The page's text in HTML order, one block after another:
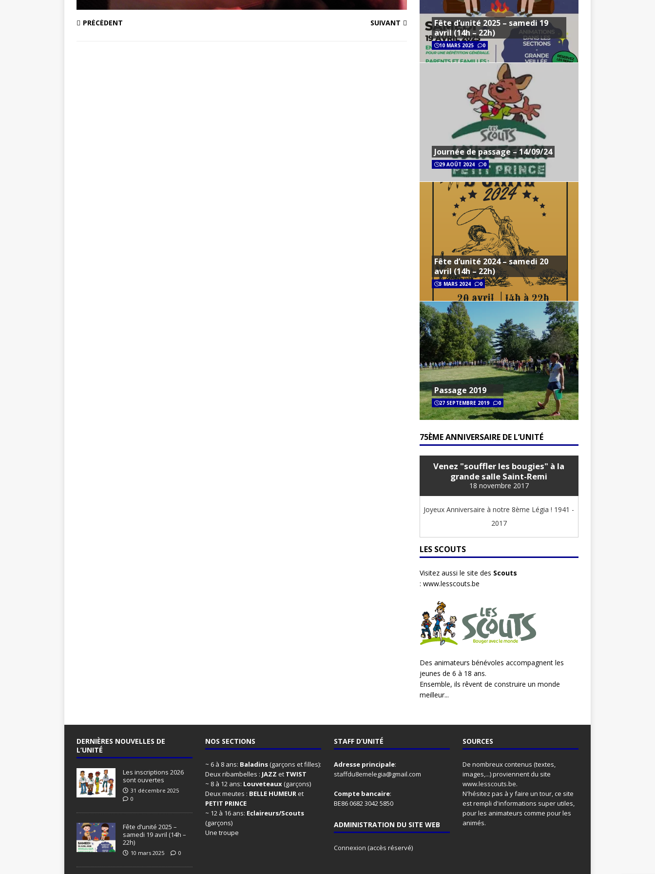
PRÉCÉDENT SUIVANT
Fête d’unité 2025 – samedi 19
avril (14h – 22h)
10 MARS 2025 0
Journée de passage – 14/09/24
29 AOÛT 2024 0
Fête d’unité 2024 – samedi 20
avril (14h – 22h)
3 MARS 2024 0
Passage 2019
27 SEPTEMBRE 2019 0
75ÈME ANNIVERSAIRE DE L’UNITÉ
Venez "souffler les bougies" à la
grande salle Saint-Remi
18 novembre 2017
Joyeux Anniversaire à notre 8ème Légia ! 1941 -
2017
LES SCOUTS
Visitez aussi le site des Scouts
: www.lesscouts.be
Des animateurs bénévoles accompagnent les
jeunes de 6 à 18 ans.
Ensemble, ils rêvent de construire un monde
meilleur...
DERNIÈRES NOUVELLES DE
L’UNITÉ
Les inscriptions 2026
sont ouvertes
31 décembre 2025
0
Fête d’unité 2025 –
samedi 19 avril (14h –
22h)
10 mars 2025 0
NOS SECTIONS
~ 6 à 8 ans: Baladins(garçons et filles):
Deux ribambelles : JAZZ et TWIST
~ 8 à 12 ans: Louveteaux(garçons)
Deux meutes : BELLE HUMEURet
PETIT PRINCE
~ 12 à 16 ans: Eclaireurs/Scouts
(garçons)
Une troupe
STAFF D’UNITÉ
Adresse principale:
staffdu8emelegia@gmail.com
Compte bancaire:
BE86 0682 3042 5850
ADMINISTRATION DU SITE WEB
Connexion (accès réservé)
SOURCES
De nombreux contenus (textes,
images,...) proviennent du site
www.lesscouts.be.
N'hésitez pas à y faire un tour, ce site
est rempli d'informations super utiles,
pour les animateurs comme pour les
animés.